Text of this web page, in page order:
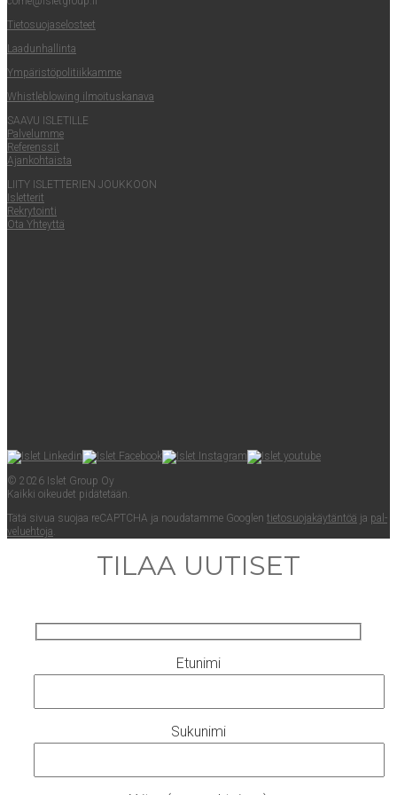
Tie­to­suo­ja­se­los­teet
Laa­dun­hal­lin­ta
Ympä­ris­tö­po­li­tiik­kam­me
Whist­le­blowing ilmoituskanava
SAA­VU ISLETILLE
Pal­ve­lum­me
Refe­rens­sit
Ajan­koh­tais­ta
LII­TY ISLET­TE­RIEN JOUKKOON
Islet­te­rit
Rek­ry­toin­ti
Ota Yhteyt­tä
© 2026 Islet Group Oy
Kaik­ki oikeu­det pidätetään.
Tätä sivua suo­jaa reCAPTC­HA ja nou­da­tam­me Googlen tie­to­suo­ja­käy­tän­töä ja pal­
ve­lueh­to­ja.
TILAA UUTISET
Etunimi
Sukunimi